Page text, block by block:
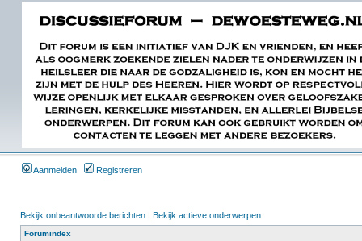
Aanmelden Registreren
Bekijk onbeantwoorde berichten | Bekijk actieve onderwerpen
Forumindex